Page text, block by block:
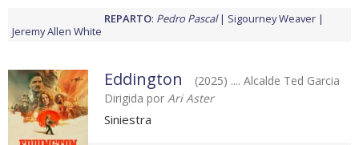
REPARTO: Pedro Pascal
Sigourney Weaver
Jeremy Allen White
Eddington
(2025) .... Alcalde Ted Garcia
Dirigida por Ari Aster
Siniestra